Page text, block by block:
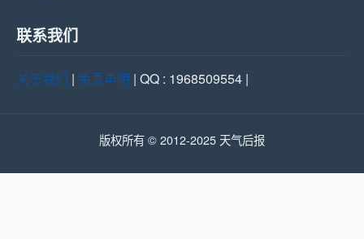
联系我们
关于我们 | 免责声明 | QQ : 1968509554 |
版权所有 © 2012-2025 天气后报